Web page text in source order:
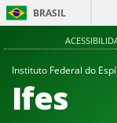
BRASIL
Instituto Federal do
Ifes